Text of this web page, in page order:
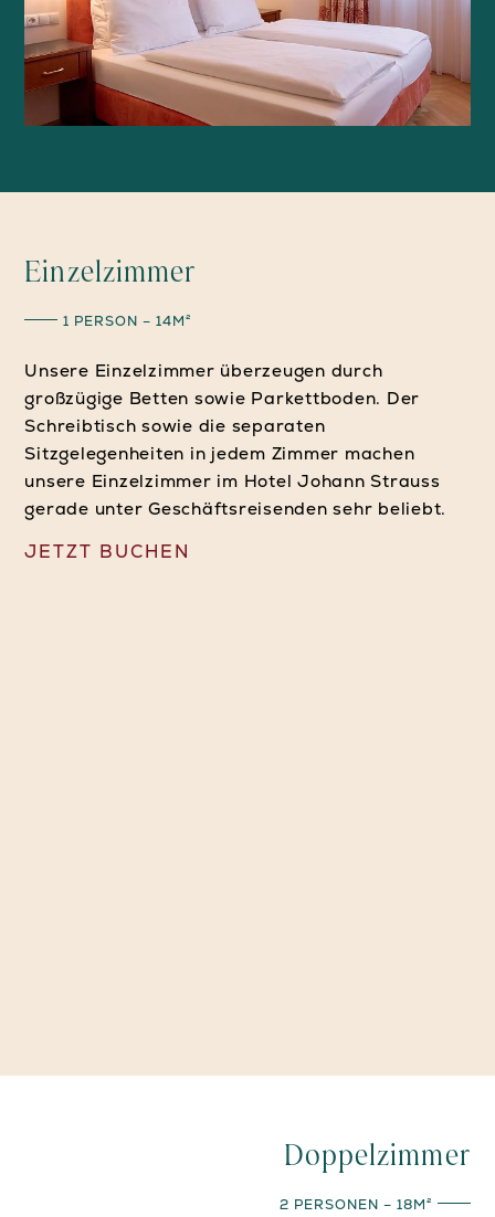
Einzelzimmer
1 PERSON – 14M²
Unsere Einzelzimmer überzeugen durch
großzügige Betten sowie Parkettboden. Der
Schreibtisch sowie die separaten
Sitzgelegenheiten in jedem Zimmer machen
unsere Einzelzimmer im Hotel Johann Strauss
gerade unter Geschäftsreisenden sehr beliebt.
JETZT BUCHEN
Doppelzimmer
2 PERSONEN – 18M²